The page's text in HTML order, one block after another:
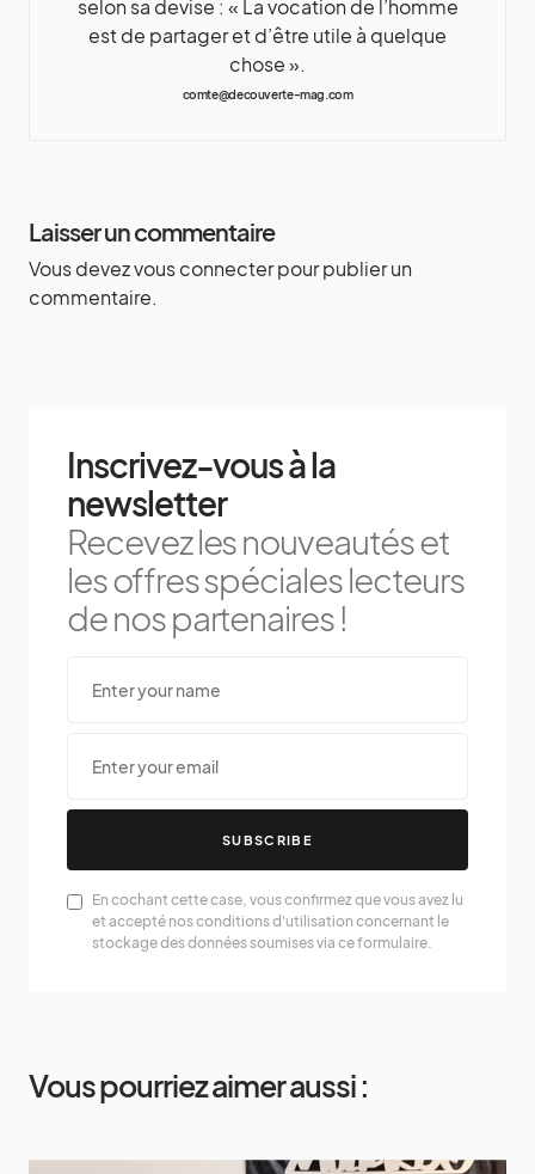
selon sa devise : « La vocation de l’homme
est de partager et d’être utile à quelque
chose ».
comte@decouverte-mag.com
Laisser un commentaire
Vous devezvous connecterpour publier un
commentaire.
Inscrivez-vous à la
newsletter
Recevez les nouveautés et
les offres spéciales lecteurs
de nos partenaires !
SUBSCRIBE
En cochant cette case, vous confirmez que vous avez lu
et accepté nos conditions d'utilisation concernant le
stockage des données soumises via ce formulaire.
Vous pourriez aimer aussi :